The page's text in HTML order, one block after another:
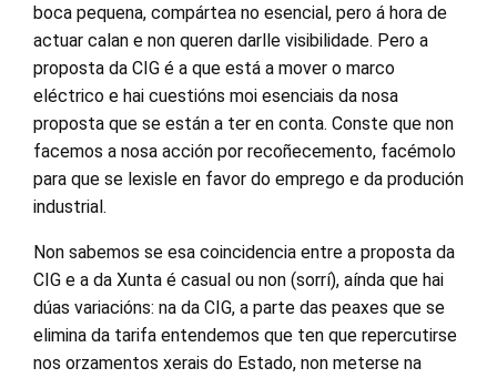
boca pequena, compártea no esencial, pero á hora de
actuar calan e non queren darlle visibilidade. Pero a
proposta da CIG é a que está a mover o marco
eléctrico e hai cuestións moi esenciais da nosa
proposta que se están a ter en conta. Conste que non
facemos a nosa acción por recoñecemento, facémolo
para que se lexisle en favor do emprego e da produción
industrial.
Non sabemos se esa coincidencia entre a proposta da
CIG e a da Xunta é casual ou non (sorrí), aínda que hai
dúas variacións: na da CIG, a parte das peaxes que se
elimina da tarifa entendemos que ten que repercutirse
nos orzamentos xerais do Estado, non meterse na